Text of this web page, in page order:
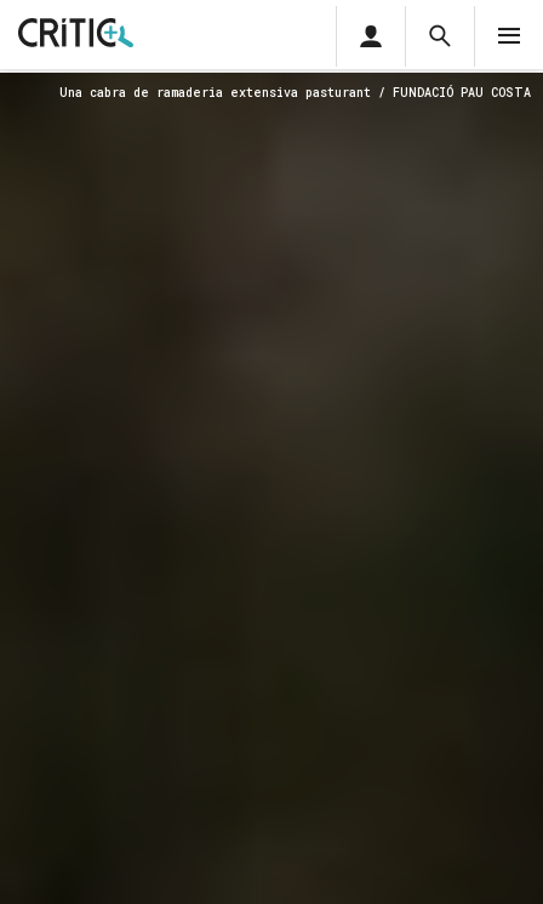
Cerca
Cerca
per...
privada
Subscriu-t'hi
Una cabra de ramaderia extensiva pasturant / FUNDACIÓ PAU COSTA